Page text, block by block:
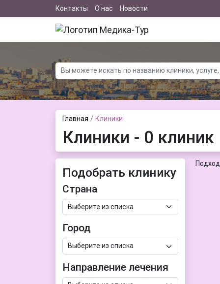
Контакты О нас Новости
Главная Клиники
Клиники - 0 клиник
Подобрать клинику
Страна
Город
Направление лечения